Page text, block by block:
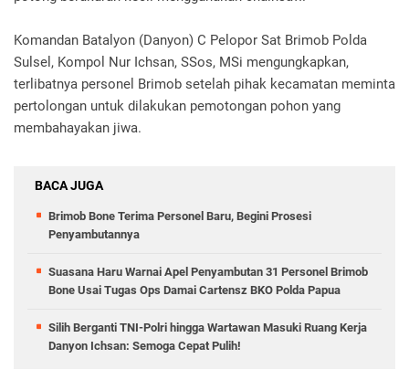
Komandan Batalyon (Danyon) C Pelopor Sat Brimob Polda
Sulsel, Kompol Nur Ichsan, SSos, MSi mengungkapkan,
terlibatnya personel Brimob setelah pihak kecamatan meminta
pertolongan untuk dilakukan pemotongan pohon yang
membahayakan jiwa.
BACA JUGA
Brimob Bone Terima Personel Baru, Begini Prosesi
Penyambutannya
Suasana Haru Warnai Apel Penyambutan 31 Personel Brimob
Bone Usai Tugas Ops Damai Cartensz BKO Polda Papua
Silih Berganti TNI-Polri hingga Wartawan Masuki Ruang Kerja
Danyon Ichsan: Semoga Cepat Pulih!